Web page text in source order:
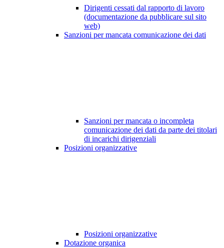
Dirigenti cessati dal rapporto di lavoro
(documentazione da pubblicare sul sito
web)
Sanzioni per mancata comunicazione dei dati
Sanzioni per mancata o incompleta
comunicazione dei dati da parte dei titolari
di incarichi dirigenziali
Posizioni organizzative
Posizioni organizzative
Dotazione organica